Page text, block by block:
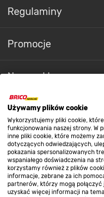
Używamy plików cookie
Wykorzystujemy pliki cookie,
funkcjonowania naszej strony. W
inne pliki cookie, które możemy
dotyczących odwiedzających,
pokazania spersonalizowanych
wspaniałego doświadczenia na
korzystamy również z plików
informacje, zebrane za ich
partnerów, którzy mogą
uzyskać więcej informacji na
Regulaminy
Promocje
Nasze sklepy
O nas
Kontakt do sklepu
Strefa biznesu